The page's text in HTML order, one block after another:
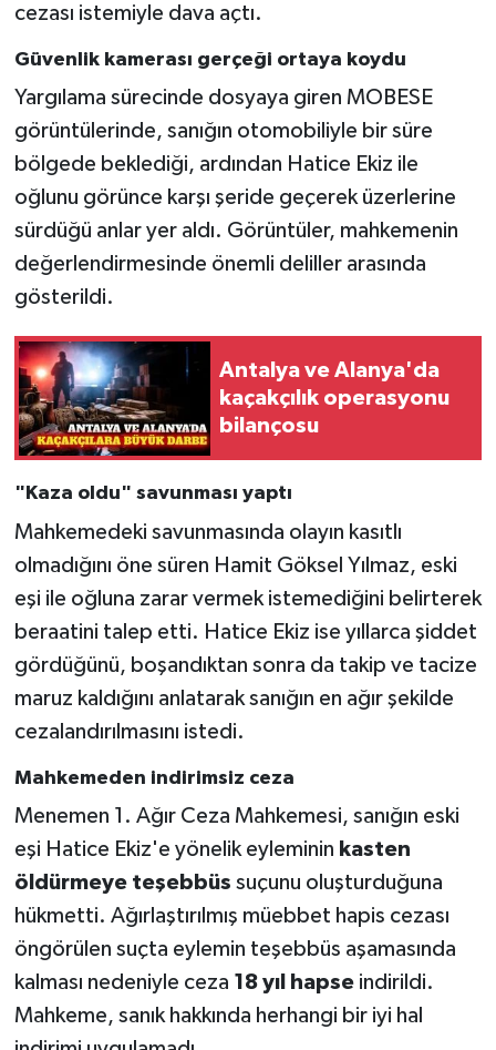
cezası istemiyle dava açtı.
Güvenlik kamerası gerçeği ortaya koydu
Yargılama sürecinde dosyaya giren MOBESE
görüntülerinde, sanığın otomobiliyle bir süre
bölgede beklediği, ardından Hatice Ekiz ile
oğlunu görünce karşı şeride geçerek üzerlerine
sürdüğü anlar yer aldı. Görüntüler, mahkemenin
değerlendirmesinde önemli deliller arasında
gösterildi.
Antalya ve Alanya'da
kaçakçılık operasyonu
bilançosu
"Kaza oldu" savunması yaptı
Mahkemedeki savunmasında olayın kasıtlı
olmadığını öne süren Hamit Göksel Yılmaz, eski
eşi ile oğluna zarar vermek istemediğini belirterek
beraatini talep etti. Hatice Ekiz ise yıllarca şiddet
gördüğünü, boşandıktan sonra da takip ve tacize
maruz kaldığını anlatarak sanığın en ağır şekilde
cezalandırılmasını istedi.
Mahkemeden indirimsiz ceza
Menemen 1. Ağır Ceza Mahkemesi, sanığın eski
eşi Hatice Ekiz'e yönelik eyleminin kasten
öldürmeye teşebbüs suçunu oluşturduğuna
hükmetti. Ağırlaştırılmış müebbet hapis cezası
öngörülen suçta eylemin teşebbüs aşamasında
kalması nedeniyle ceza 18 yıl hapseindirildi.
Mahkeme, sanık hakkında herhangi bir iyi hal